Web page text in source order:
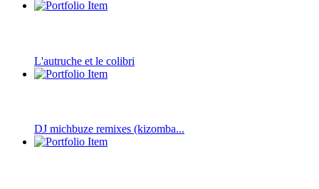
L'autruche et le colibri
DJ michbuze remixes (kizomba...